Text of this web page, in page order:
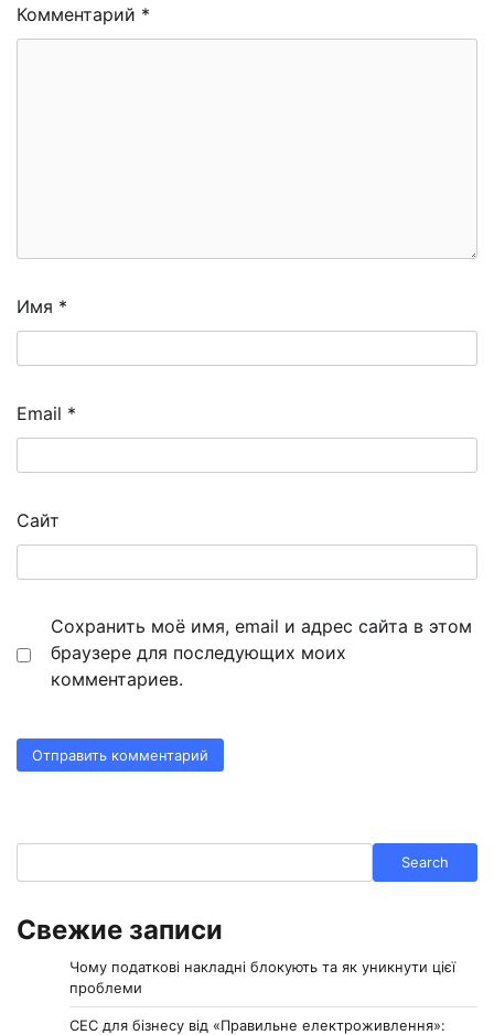
Комментарий *
Имя *
Email *
Сайт
Сохранить моё имя, email и адрес сайта в этом
браузере для последующих моих
комментариев.
Search
Свежие записи
Чому податкові накладні блокують та як уникнути цієї
проблеми
СЕС для бізнесу від «Правильне електроживлення»: